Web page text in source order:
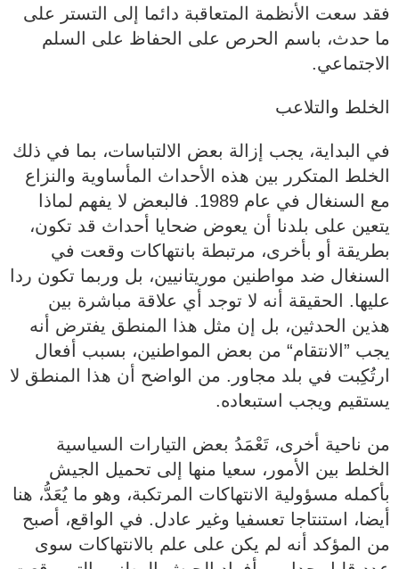
فقد سعت الأنظمة المتعاقبة دائما إلى التستر على
ما حدث، باسم الحرص على الحفاظ على السلم
الاجتماعي.
الخلط والتلاعب
في البداية، يجب إزالة بعض الالتباسات، بما في ذلك
الخلط المتكرر بين هذه الأحداث المأساوية والنزاع
مع السنغال في عام 1989. فالبعض لا يفهم لماذا
يتعين على بلدنا أن يعوض ضحايا أحداث قد تكون،
بطريقة أو بأخرى، مرتبطة بانتهاكات وقعت في
السنغال ضد مواطنين موريتانيين، بل وربما تكون ردا
عليها. الحقيقة أنه لا توجد أي علاقة مباشرة بين
هذين الحدثين، بل إن مثل هذا المنطق يفترض أنه
يجب ”الانتقام“ من بعض المواطنين، بسبب أفعال
ارتُكِبت في بلد مجاور. من الواضح أن هذا المنطق لا
يستقيم ويجب استبعاده.
من ناحية أخرى، تَعْمَدُ بعض التيارات السياسية
الخلط بين الأمور، سعيا منها إلى تحميل الجيش
بأكمله مسؤولية الانتهاكات المرتكبة، وهو ما يُعَدُّ، هنا
أيضا، استنتاجا تعسفيا وغير عادل. في الواقع، أصبح
من المؤكد أنه لم يكن على علم بالانتهاكات سوى